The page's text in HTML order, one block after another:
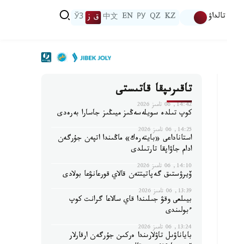
تالداۋ KZ
QZ
РУ
EN
中文 ق ز ЎЗ
تاقىرىپقا قاتىستى
14:42, 06 تامىز 2026
كوپ تىلدە سويلەسەڭىز ميىڭىز جاسارا بەرەدى
14:25, 06 تامىز 2026
استاناداعى «بايتەرەك» ماڭىندا اتپەن جۇرگەن
ادام جاۋاپقا تارتىلدى
14:10, 06 تامىز 2026
ۆيرۋستىق گەپاتيتتەن قالاي قورعانۋعا بولادى
13:39, 06 تامىز 2026
بيىلعى وقۋ جىلىندا قاي سالاعا گرانت كوپ
ءبولىندى
13:24, 06 تامىز 2026
باياناۋىل تاۋلارىندا ەركىن جۇرگەن ارقارلار